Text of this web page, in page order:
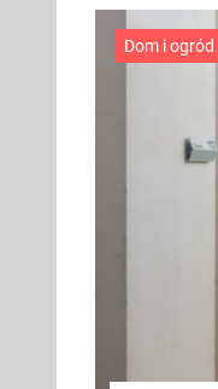
Dom i ogród